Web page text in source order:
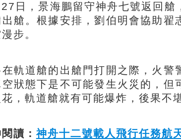
，景海鵬留守神舟七號返回艙
艙。根據安排，劉伯明會協助翟
步。
道艙的出艙門打開之際，火警
狀態下是不可能發生火災的，但
，軌道艙就有可能爆炸，後果不
讀：神舟十二號載人飛行任務航